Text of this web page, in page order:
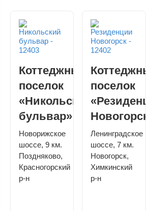
Коттеджный
поселок
«Никольский
бульвар»
Новорижское
шоссе, 9 км.
Поздняково,
Красногорский
р-н
поселок
Ленинградское
шоссе, 7 км.
Новогорск,
Химкинский
р-н